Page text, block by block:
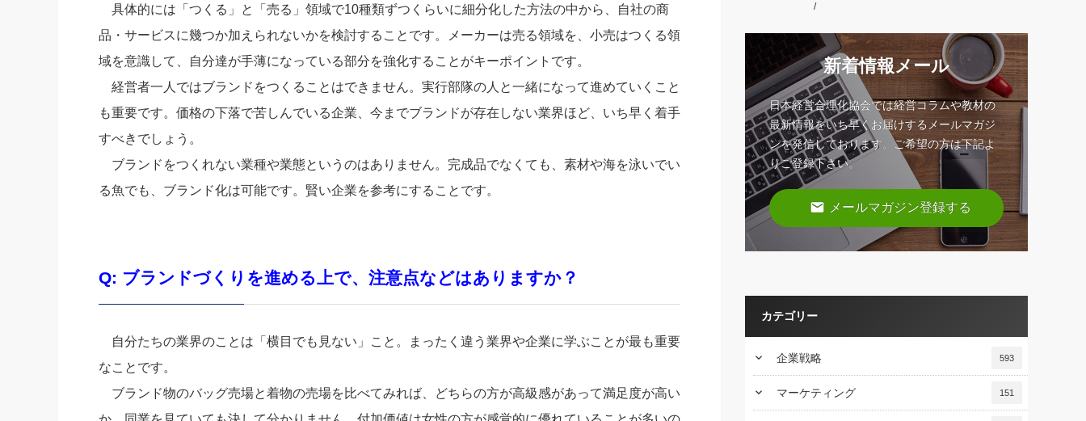
具体的には「つくる」と「売る」領域で10種類ずつくらいに細分化した方法の中から、自社の商
品・サービスに幾つか加えられないかを検討することです。メーカーは売る領域を、小売はつくる領
域を意識して、自分達が手薄になっている部分を強化することがキーポイントです。
経営者一人ではブランドをつくることはできません。実行部隊の人と一緒になって進めていくこと
も重要です。価格の下落で苦しんでいる企業、今までブランドが存在しない業界ほど、いち早く着手
すべきでしょう。
ブランドをつくれない業種や業態というのはありません。完成品でなくても、素材や海を泳いでい
る魚でも、ブランド化は可能です。賢い企業を参考にすることです。
Q: ブランドづくりを進める上で、注意点などはありますか？
自分たちの業界のことは「横目でも見ない」こと。まったく違う業界や企業に学ぶことが最も重要
なことです。
ブランド物のバッグ売場と着物の売場を比べてみれば、どちらの方が高級感があって満足度が高い
/
新着情報メール
日本経営合理化協会では経営コラムや教材の
最新情報をいち早くお届けするメールマガジ
ンを発信しております。ご希望の方は下記よ
りご登録下さい。
email メールマガジン登録する
カテゴリー
keyboard_arrow_down 企業戦略 593
keyboard_arrow_down マーケティング 151